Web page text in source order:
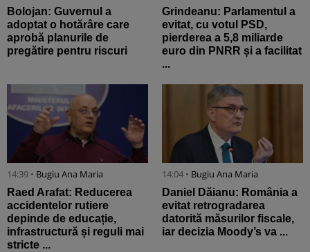
Bolojan: Guvernul a
adoptat o hotărâre care
aprobă planurile de
pregătire pentru riscuri
Grindeanu: Parlamentul a
evitat, cu votul PSD,
pierderea a 5,8 miliarde
euro din PNRR și a facilitat
...
14:39 • Bugiu ⁠Ana Maria
Raed Arafat: Reducerea
accidentelor rutiere
depinde de educație,
infrastructură și reguli mai
stricte ...
14:04 • Bugiu ⁠Ana Maria
Daniel Dăianu: România a
evitat retrogradarea
datorită măsurilor fiscale,
iar decizia Moody’s va ...